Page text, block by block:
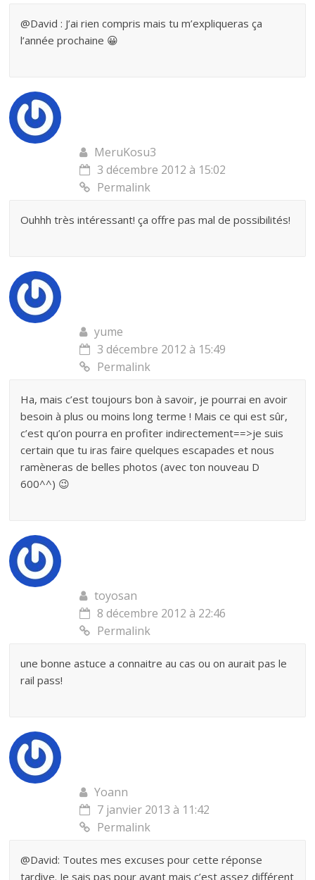
@David : J’ai rien compris mais tu m’expliqueras ça
l’année prochaine 😀
MeruKosu3
3 décembre 2012 à 15:02
Permalink
Ouhhh très intéressant! ça offre pas mal de possibilités!
yume
3 décembre 2012 à 15:49
Permalink
Ha, mais c’est toujours bon à savoir, je pourrai en avoir
besoin à plus ou moins long terme ! Mais ce qui est sûr,
c’est qu’on pourra en profiter indirectement==>je suis
certain que tu iras faire quelques escapades et nous
ramèneras de belles photos (avec ton nouveau D
600^^) 😉
toyosan
8 décembre 2012 à 22:46
Permalink
une bonne astuce a connaitre au cas ou on aurait pas le
rail pass!
Yoann
7 janvier 2013 à 11:42
Permalink
@David: Toutes mes excuses pour cette réponse
tardive. Je sais pas pour avant mais c’est assez différent